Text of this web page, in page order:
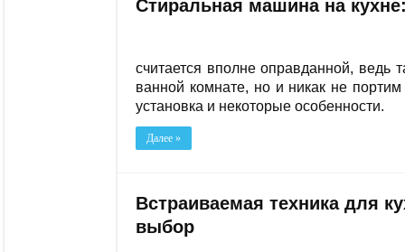
Стиральная машина на
считается вполне оправданной,
ванной комнате, но и никак не
установка и некоторые особенности.
Далее »
Встраиваемая техника для
выбор